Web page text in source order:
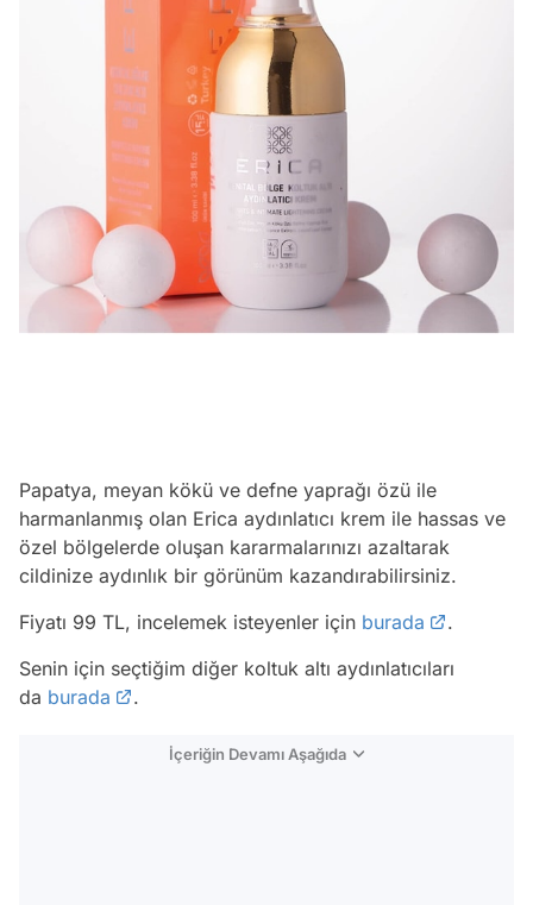
Papatya, meyan kökü ve defne yaprağı özü ile
harmanlanmış olan Erica aydınlatıcı krem ile hassas ve
özel bölgelerde oluşan kararmalarınızı azaltarak
cildinize aydınlık bir görünüm kazandırabilirsiniz.
Fiyatı 99 TL, incelemek isteyenler için burada
.
Senin için seçtiğim diğer koltuk altı aydınlatıcıları
da burada .
İçeriğin Devamı Aşağıda